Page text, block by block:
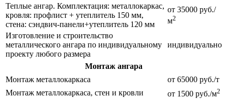
Теплые ангар. Комплектация: металлокаркас,
кровля: профлист + утеплитель 150 мм,
стена: сэндвич-панели+утеплитель 120 мм
от 35000 руб./
м2
Изготовление и строительство
металлического ангара по индивидуальному
проекту любого размера
индивидуально
Монтаж ангара
Монтаж металлокаркаса
от 65000 руб./т
Монтаж металлокаркаса, стен и кровли
от 1500 руб./м2